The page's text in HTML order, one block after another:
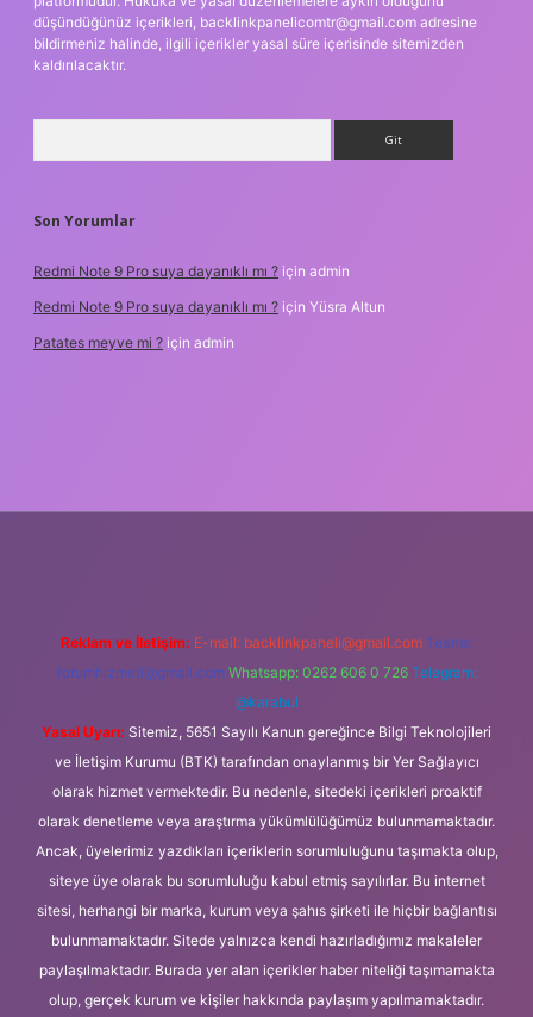
düşündüğünüz içerikleri, backlinkpanelicomtr@gmail.com adresine
bildirmeniz halinde, ilgili içerikler yasal süre içerisinde sitemizden
kaldırılacaktır.
Son Yorumlar
Redmi Note 9 Pro suya dayanıklı mı ? için admin
Redmi Note 9 Pro suya dayanıklı mı ? için Yüsra Altun
Patates meyve mi ? için admin
Reklam ve İletişim: E-mail: backlinkpaneli@gmail.com Teams:
forumhizmeti@gmail.com Whatsapp: 0262 606 0 726 Telegram:
@karabul
Yasal Uyarı: Sitemiz, 5651 Sayılı Kanun gereğince Bilgi Teknolojileri
ve İletişim Kurumu (BTK) tarafından onaylanmış bir Yer Sağlayıcı
olarak hizmet vermektedir. Bu nedenle, sitedeki içerikleri proaktif
olarak denetleme veya araştırma yükümlülüğümüz bulunmamaktadır.
Ancak, üyelerimiz yazdıkları içeriklerin sorumluluğunu taşımakta olup,
siteye üye olarak bu sorumluluğu kabul etmiş sayılırlar. Bu internet
sitesi, herhangi bir marka, kurum veya şahıs şirketi ile hiçbir bağlantısı
bulunmamaktadır. Sitede yalnızca kendi hazırladığımız makaleler
paylaşılmaktadır. Burada yer alan içerikler haber niteliği taşımamakta
olup, gerçek kurum ve kişiler hakkında paylaşım yapılmamaktadır.